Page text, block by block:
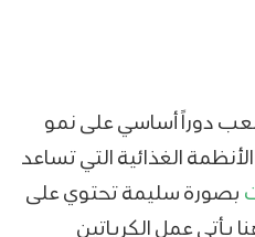
دوراً أساسي على نمو
الغذائية التي تساعد
بصورة سليمة تحتوي على
يأتي عمل الكرياتين